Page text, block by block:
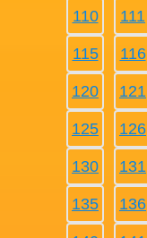
110 111
115 116
120 121
125 126
130 131
135 136